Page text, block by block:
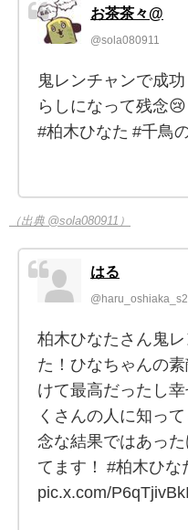
お茶茶々@
@sola080911
鬼レンチャンで成
らしになって残念
#柏木ひなた #千鳥
（出典 @sola080911）
はる
@haru_oshiaka_s2
柏木ひなたさん鬼
た！ひなちゃんの
けて最高だったし
くさんの人に知っ
念な結果ではあっ
てます！ #柏木ひな
pic.x.com/P6qTjivBkI